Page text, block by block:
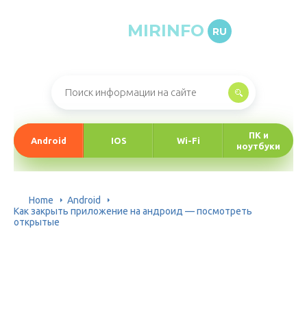
MIRINFO RU
Android IOS Wi-Fi
ПК и
ноутбуки
Home
Android
Как закрыть приложение на андроид — посмотреть
открытые